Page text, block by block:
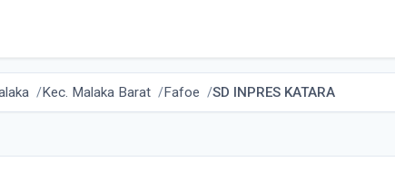
Kec. Malaka Barat Fafoe SD INPRES KATARA